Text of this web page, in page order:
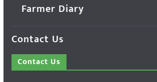
Farmer Diary
Contact Us
Contact Us